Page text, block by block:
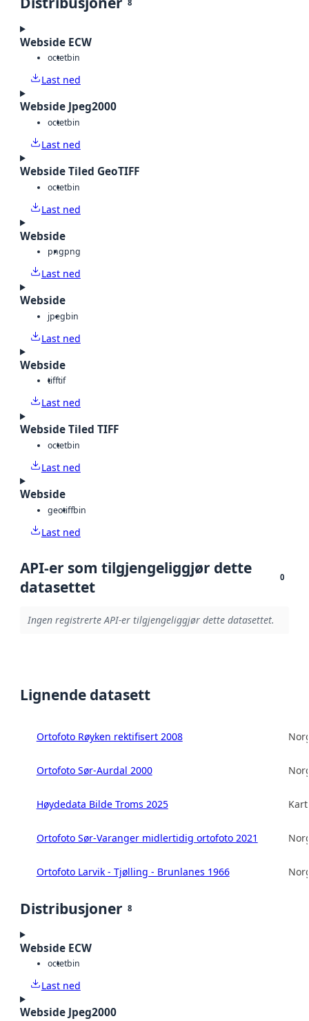
8
Webside ECW
octetbin
Last ned
Webside Jpeg2000
octetbin
Last ned
Webside Tiled GeoTIFF
octetbin
Last ned
Webside
pngpng
Last ned
Webside
jpegbin
Last ned
Webside
tifftif
Last ned
Webside Tiled TIFF
octetbin
Last ned
Webside
geotiffbin
Last ned
API-er som tilgjengeliggjør dette
datasettet
0
Ingen registrerte API-er tilgjengeliggjør dette datasettet.
Lignende datasett
Ortofoto Røyken rektifisert 2008
Ortofoto Sør-Aurdal 2000
Høydedata Bilde Troms 2025
Ortofoto Sør-Varanger midlertidig ortofoto 2021
Ortofoto Larvik - Tjølling - Brunlanes 1966
Distribusjoner 8
Webside ECW
octetbin
Last ned
Webside Jpeg2000